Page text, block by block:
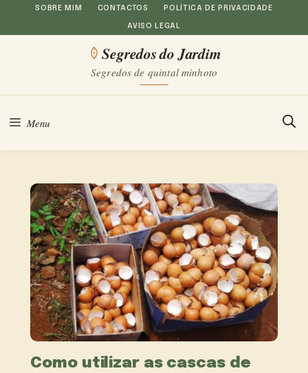
Saltar
para
SOBRE MIM CONTACTOS POLÍTICA DE PRIVACIDADE
AVISO LEGAL
Segredos do Jardim
Segredos de quintal minhoto
Menu
Como utilizar as cascas de